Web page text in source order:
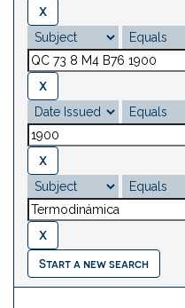
Start a new search